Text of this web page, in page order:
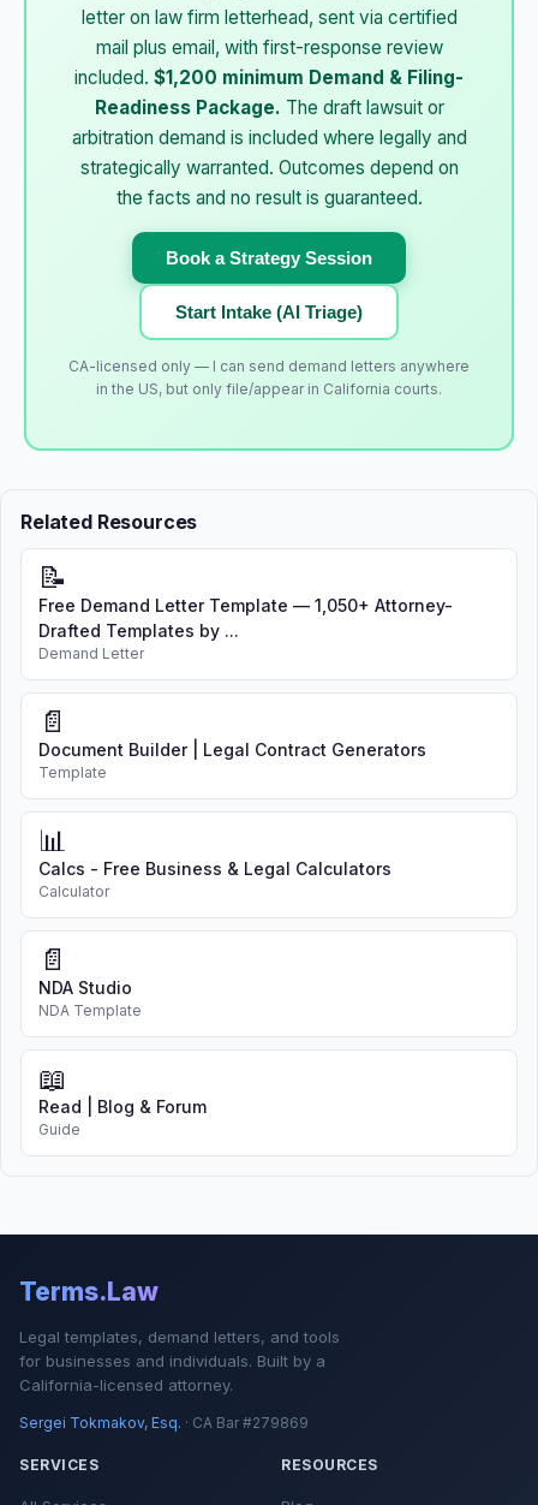
letter on law firm letterhead, sent via certified
mail plus email, with first-response review
included. $1,200 minimum Demand & Filing-
Readiness Package. The draft lawsuit or
arbitration demand is included where legally and
strategically warranted. Outcomes depend on
the facts and no result is guaranteed.
Book a Strategy Session
Start Intake (AI Triage)
CA-licensed only — I can send demand letters anywhere
in the US, but only file/appear in California courts.
Related Resources
📝
Free Demand Letter Template — 1,050+ Attorney-
Drafted Templates by ...
Demand Letter
📄
Document Builder | Legal Contract Generators
Template
📊
Calcs - Free Business & Legal Calculators
Calculator
📄
NDA Studio
NDA Template
📖
Read | Blog & Forum
Guide
Terms.Law
Legal templates, demand letters, and tools
for businesses and individuals. Built by a
California-licensed attorney.
Sergei Tokmakov, Esq. · CA Bar #279869
SERVICES RESOURCES